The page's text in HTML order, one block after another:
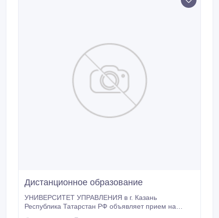
Дистанционное образование
УНИВЕРСИТЕТ УПРАВЛЕНИЯ в г. Казань
Республика Татарстан РФ объявляет прием на